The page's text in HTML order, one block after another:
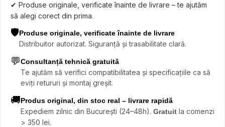
✔ Produse originale, verificate înainte de livrare – te ajutăm
să alegi corect din prima.
🛡️Produse originale, verificate înainte de livrare
Distribuitor autorizat. Siguranță și trasabilitate clară.
💬Consultanță tehnică gratuită
Te ajutăm să verifici compatibilitatea și specificațiile ca să
eviți retururi și montaj greșit.
🚚Produs original, din stoc real – livrare rapidă
Expediem zilnic din București (24–48h). Gratuit la comenzi
> 350 lei.